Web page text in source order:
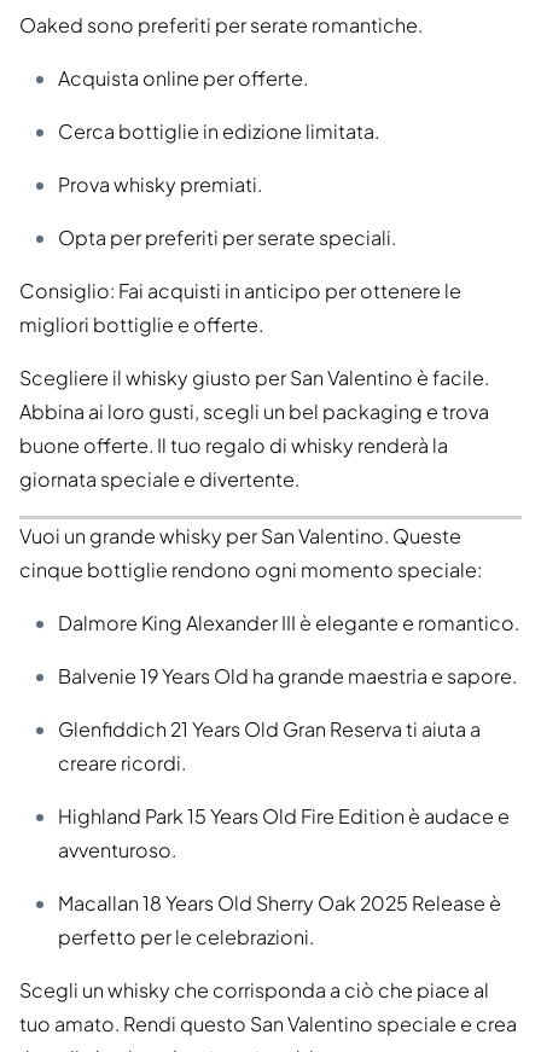
Oaked sono preferiti per serate romantiche.
Acquista online per offerte.
Cerca bottiglie in edizione limitata.
Prova whisky premiati.
Opta per preferiti per serate speciali.
Consiglio: Fai acquisti in anticipo per ottenere le
migliori bottiglie e offerte.
Scegliere il whisky giusto per San Valentino è facile.
Abbina ai loro gusti, scegli un bel packaging e trova
buone offerte. Il tuo regalo di whisky renderà la
giornata speciale e divertente.
Vuoi un grande whisky per San Valentino. Queste
cinque bottiglie rendono ogni momento speciale:
Dalmore King Alexander III è elegante e romantico.
Balvenie 19 Years Old ha grande maestria e sapore.
Glenfiddich 21 Years Old Gran Reserva ti aiuta a
creare ricordi.
Highland Park 15 Years Old Fire Edition è audace e
avventuroso.
Macallan 18 Years Old Sherry Oak 2025 Release è
perfetto per le celebrazioni.
Scegli un whisky che corrisponda a ciò che piace al
tuo amato. Rendi questo San Valentino speciale e crea